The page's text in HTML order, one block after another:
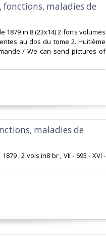
fonctions, maladies de
1879 in 8 (23x14) 2 forts volumes
au dos du tome 2. Huitième
/ We can send pictures of
maladies de
, 2 vols in8 br , VII - 695 - XVI -